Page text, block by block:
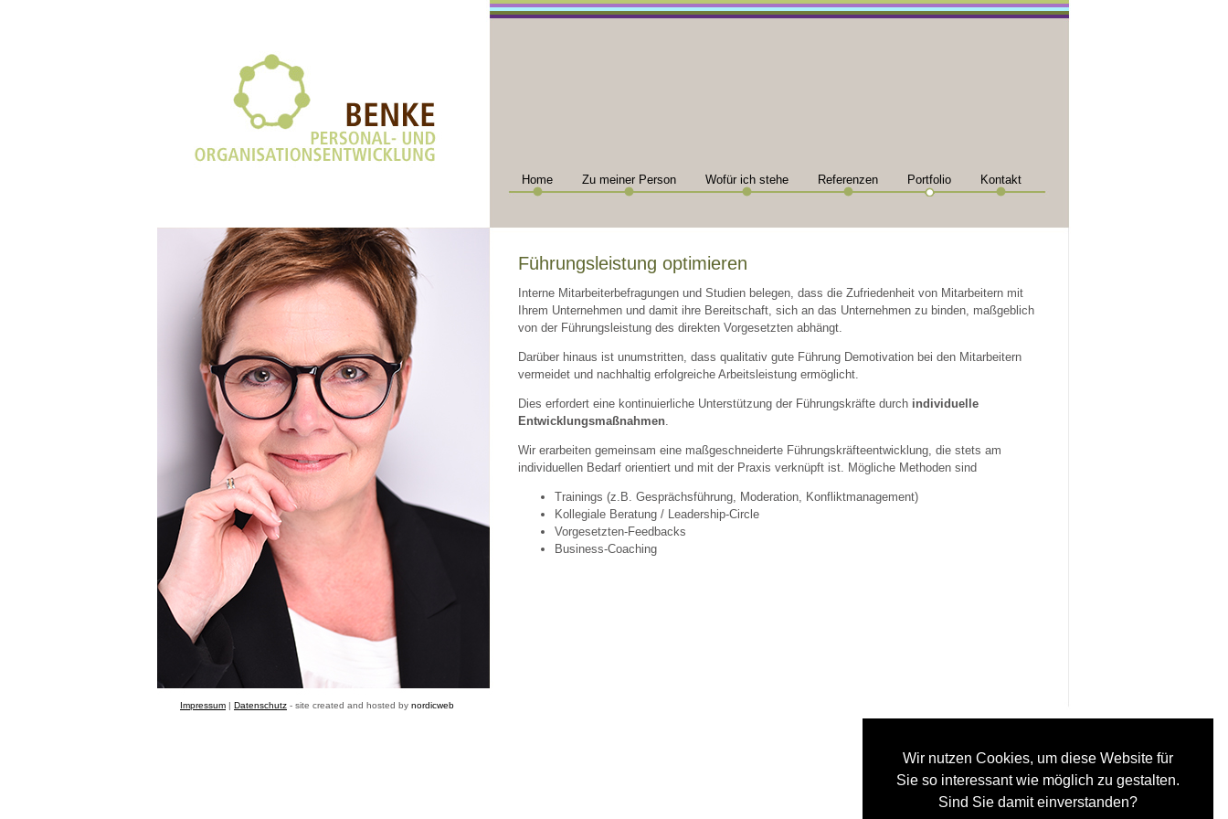
Wir nutzen Cookies, um diese Website für
Sie so interessant wie möglich zu gestalten.
Sind Sie damit einverstanden?
Führungsleistung optimieren
Interne Mitarbeiterbefragungen und Studien belegen, dass die Zufriedenheit von Mitarbeitern mit
Ihrem Unternehmen und damit ihre Bereitschaft, sich an das Unternehmen zu binden, maßgeblich
von der Führungsleistung des direkten Vorgesetzten abhängt.
Darüber hinaus ist unumstritten, dass qualitativ gute Führung Demotivation bei den Mitarbeitern
vermeidet und nachhaltig erfolgreiche Arbeitsleistung ermöglicht.
Dies erfordert eine kontinuierliche Unterstützung der Führungskräfte durch individuelle
Entwicklungsmaßnahmen.
Wir erarbeiten gemeinsam eine maßgeschneiderte Führungskräfteentwicklung, die stets am
individuellen Bedarf orientiert und mit der Praxis verknüpft ist. Mögliche Methoden sind
Trainings (z.B. Gesprächsführung, Moderation, Konfliktmanagement)
Kollegiale Beratung / Leadership-Circle
Vorgesetzten-Feedbacks
Business-Coaching
Home Zu meiner Person Wofür ich stehe Referenzen Portfolio Kontakt
Impressum | Datenschutz - site created and hosted by nordicweb